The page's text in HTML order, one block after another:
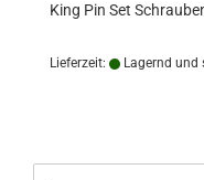
King Pin Set
Lieferzeit: Lagernd und